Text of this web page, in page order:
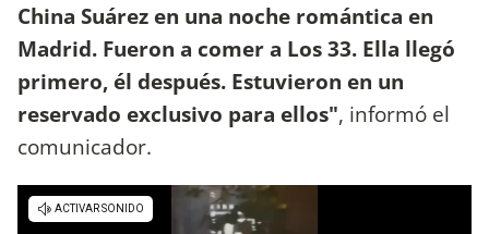
China Suárez en una noche romántica en
Madrid. Fueron a comer a Los 33. Ella llegó
primero, él después. Estuvieron en un
reservado exclusivo para ellos", informó el
comunicador.